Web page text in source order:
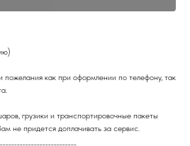
пожелания как при оформлении по телефону, так
грузики и транспортировочные пакеты
придется доплачивать за сервис.